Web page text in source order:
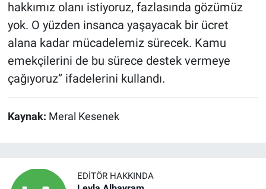
hakkımız olanı istiyoruz, fazlasında gözümüz
yok. O yüzden insanca yaşayacak bir ücret
alana kadar mücadelemiz sürecek. Kamu
emekçilerini de bu sürece destek vermeye
çağıyoruz’’ ifadelerini kullandı.
Kaynak: Meral Kesenek
EDITÖR HAKKINDA